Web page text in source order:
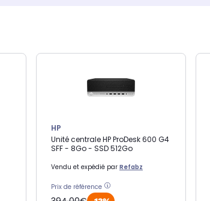
HP
Unité centrale HP ProDesk 600 G4
SFF - 8Go - SSD 512Go
Vendu et expédié par Refabz
Prix de référence